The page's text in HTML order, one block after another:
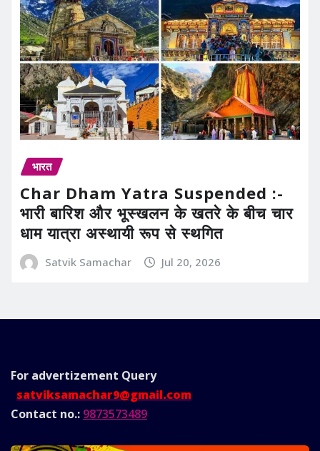
भारत
Char Dham Yatra Suspended :-
भारी बारिश और भूस्खलन के खतरे के बीच चार
धाम यात्रा अस्थायी रूप से स्थगित
Satvik Samachar Jul 20, 2026
For advertizement Query
satviksamachar9@gmail.com
Contact no.: 9873573489